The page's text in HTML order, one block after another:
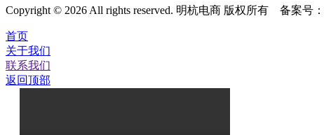
Copyright © 2026 All rights reserved. 明杭电商 版权所有 备案号：
首页
关于我们
联系我们
返回顶部